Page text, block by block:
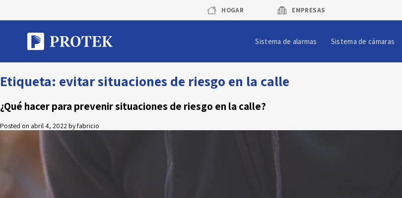
content
HOGAR EMPRESAS
Sistema de alarmas Sistema de cámaras
Etiqueta: evitar situaciones de riesgo en la calle
¿Qué hacer para prevenir situaciones de riesgo en la calle?
Posted on abril 4, 2022byfabricio